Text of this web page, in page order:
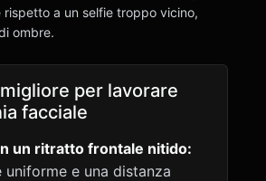
rispetto a un selfie troppo vicino,
ombre.
per lavorare
facciale
un ritratto frontale nitido:
uniforme e una distanza